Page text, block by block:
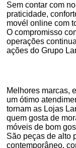
Sem contar com
praticidade,
movél online com
O compromisso
operações
ações do Grupo
Melhores marcas,
um ótimo
tornam as Lojas
quem gosta de
móveis de bom
São peças de alto
contemporâneo,